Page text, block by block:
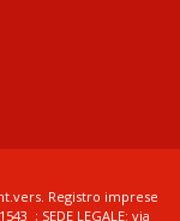
Registro imprese
; SEDE LEGALE: via